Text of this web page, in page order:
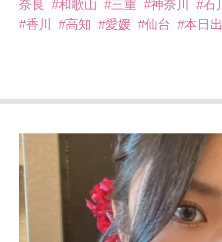
奈良
#和歌山 #三重 #神奈川
#石
#香川
#高知 #愛媛 #仙台 #本日